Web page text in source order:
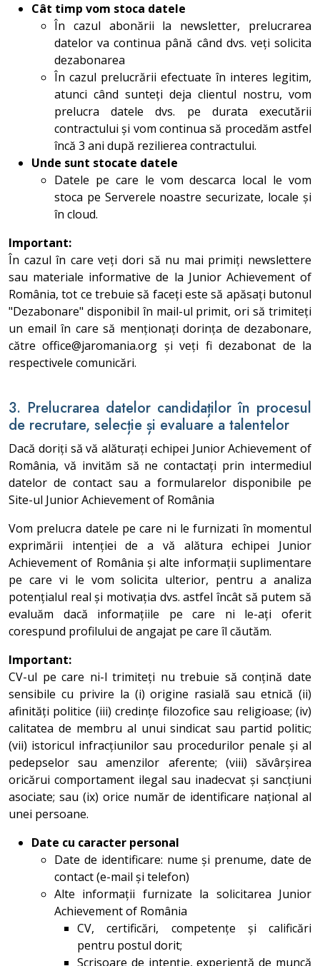
Cât timp vom stoca datele
În cazul abonării la newsletter, prelucrarea
datelor va continua până când dvs. veți solicita
dezabonarea
În cazul prelucrării efectuate în interes legitim,
atunci când sunteți deja clientul nostru, vom
prelucra datele dvs. pe durata executării
contractului și vom continua să procedăm astfel
încă 3 ani după rezilierea contractului.
Unde sunt stocate datele
Datele pe care le vom descarca local le vom
stoca pe Serverele noastre securizate, locale și
în cloud.
Important:
În cazul în care veți dori să nu mai primiți newslettere
sau materiale informative de la Junior Achievement of
România, tot ce trebuie să faceți este să apăsați butonul
"Dezabonare" disponibil în mail-ul primit, ori să trimiteți
un email în care să menționați dorința de dezabonare,
către office@jaromania.org și veți fi dezabonat de la
respectivele comunicări.
3. Prelucrarea datelor candidaților în procesul
de recrutare, selecție și evaluare a talentelor
Dacă doriți să vă alăturați echipei Junior Achievement of
România, vă invităm să ne contactați prin intermediul
datelor de contact sau a formularelor disponibile pe
Site-ul Junior Achievement of România
Vom prelucra datele pe care ni le furnizati în momentul
exprimării intenției de a vă alătura echipei Junior
Achievement of România și alte informații suplimentare
pe care vi le vom solicita ulterior, pentru a analiza
potențialul real și motivația dvs. astfel încât să putem să
evaluăm dacă informațiile pe care ni le-ați oferit
corespund profilului de angajat pe care îl căutăm.
Important:
CV-ul pe care ni-l trimiteți nu trebuie să conțină date
sensibile cu privire la (i) origine rasială sau etnică (ii)
afinități politice (iii) credințe filozofice sau religioase; (iv)
calitatea de membru al unui sindicat sau partid politic;
(vii) istoricul infracțiunilor sau procedurilor penale și al
pedepselor sau amenzilor aferente; (viii) săvârșirea
oricărui comportament ilegal sau inadecvat și sancțiuni
asociate; sau (ix) orice număr de identificare național al
unei persoane.
Date cu caracter personal
Date de identificare: nume și prenume, date de
contact (e-mail și telefon)
Alte informații furnizate la solicitarea Junior
Achievement of România
CV, certificări, competențe și calificări
pentru postul dorit;
Scrisoare de intenție, experiență de muncă